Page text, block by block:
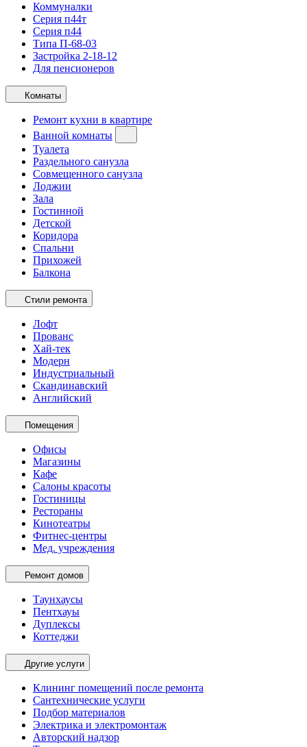
Коммуналки
Серия п44т
Серия п44
Типа П-68-03
Застройка 2-18-12
Для пенсионеров
Комнаты
Ремонт кухни в квартире
Ванной комнаты
Туалета
Раздельного санузла
Совмещенного санузла
Лоджии
Зала
Гостинной
Детской
Коридора
Спальни
Прихожей
Балкона
Стили ремонта
Лофт
Прованс
Хай-тек
Модерн
Индустриальный
Скандинавский
Английский
Помещения
Офисы
Магазины
Кафе
Салоны красоты
Гостиницы
Рестораны
Кинотеатры
Фитнес-центры
Мед. учреждения
Ремонт домов
Таунхаусы
Пентхауы
Дуплексы
Коттеджи
Другие услуги
Клининг помещений после ремонта
Сантехнические услуги
Подбор материалов
Электрика и электромонтаж
Авторский надзор